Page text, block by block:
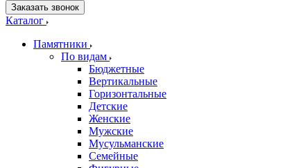
Заказать звонок
Каталог
Памятники
По видам
Бюджетные
Вертикальные
Горизонтальные
Детские
Женские
Мужские
Мусульманские
Семейные